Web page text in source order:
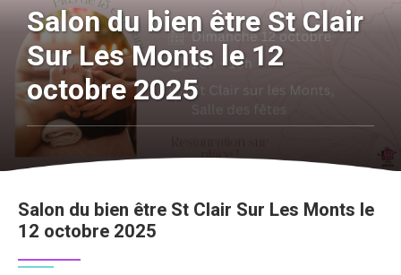
Salon du bien être St Clair
Sur Les Monts le 12
octobre 2025
Salon du bien être St Clair Sur Les Monts le
12 octobre 2025